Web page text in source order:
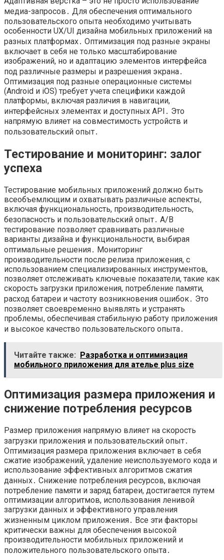
медиа-запросов․ Для обеспечения оптимального
пользовательского опыта необходимо учитывать
особенности UX/UI дизайна мобильных приложений на
разных платформах․ Оптимизация под разные экраны
включает в себя не только масштабирование
изображений, но и адаптацию элементов интерфейса
под различные размеры и разрешения экрана․
Оптимизация под разные операционные системы
(Android и iOS) требует учета специфики каждой
платформы, включая различия в навигации,
интерфейсных элементах и доступных API․ Это
напрямую влияет на совместимость устройств и
пользовательский опыт․
Тестирование и мониторинг: залог
успеха
Тестирование мобильных приложений должно быть
всеобъемлющим и охватывать различные аспекты,
включая функциональность, производительность,
безопасность и пользовательский опыт․ A/B
тестирование позволяет сравнивать различные
варианты дизайна и функциональности, выбирая
оптимальные решения․ Мониторинг
производительности после релиза приложения, с
использованием специализированных инструментов,
позволяет отслеживать ключевые показатели, такие как
скорость загрузки приложения, потребление памяти,
расход батареи и частоту возникновения ошибок․ Это
позволяет своевременно выявлять и устранять
проблемы, обеспечивая стабильную работу приложения
и высокое качество пользовательского опыта․
Читайте также: Разработка и оптимизация
мобильного приложения для ателье plus size
Оптимизация размера приложения и
снижение потребления ресурсов
Размер приложения напрямую влияет на скорость
загрузки приложения и пользовательский опыт․
Оптимизация размера приложения включает в себя
сжатие изображений, удаление неиспользуемого кода и
использование эффективных алгоритмов сжатия
данных․ Снижение потребления ресурсов, включая
потребление памяти и заряд батареи, достигается путем
оптимизации алгоритмов, использования ленивой
загрузки данных и эффективного управления
жизненным циклом приложения․ Все эти факторы
критически важны для обеспечения высокой
производительности мобильных приложений и
положительного пользовательского опыта․